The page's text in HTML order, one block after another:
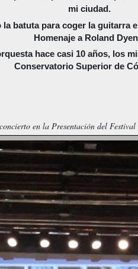
mi ciudad.
la batuta para coger la guitarra
Homenaje a Roland
hace casi 10 años, los
Conservatorio Superior de
en la Presentación del